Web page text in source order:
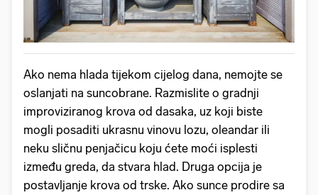
Ako nema hlada tijekom cijelog dana, nemojte se
oslanjati na suncobrane. Razmislite o gradnji
improviziranog krova od dasaka, uz koji biste
mogli posaditi ukrasnu vinovu lozu, oleandar ili
neku sličnu penjačicu koju ćete moći isplesti
između greda, da stvara hlad. Druga opcija je
postavljanje krova od trske. Ako sunce prodire sa